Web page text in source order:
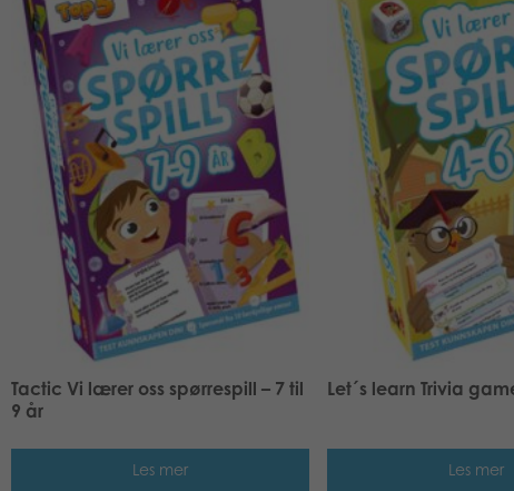
Tactic Vi lærer oss spørrespill – 7 til
9 år
Les mer
Let´s learn Trivia
Les mer